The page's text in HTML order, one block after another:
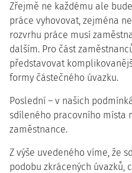
Zřejmě ne každému ale
práce vyhovovat, zejména
rozvrhu práce musí
dalším. Pro část
představovat
formy částečného úvazku.
Poslední – v našich
sdíleného pracovního místa
zaměstnance.
Z výše uvedeného víme, že
podobu zkrácených úvazků,